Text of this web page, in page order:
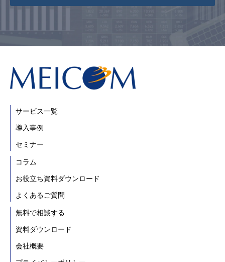
サービス一覧
導入事例
セミナー
コラム
お役立ち資料ダウンロード
よくあるご質問
無料で相談する
資料ダウンロード
会社概要